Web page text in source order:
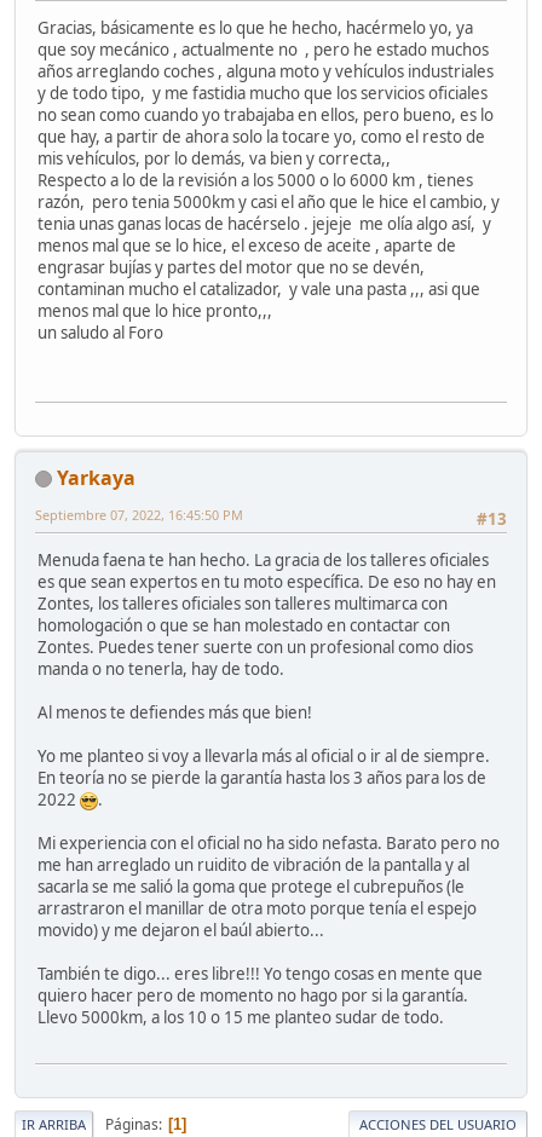
Gracias, básicamente es lo que he hecho, hacérmelo yo, ya
que soy mecánico , actualmente no , pero he estado muchos
años arreglando coches , alguna moto y vehículos industriales
y de todo tipo, y me fastidia mucho que los servicios oficiales
no sean como cuando yo trabajaba en ellos, pero bueno, es lo
que hay, a partir de ahora solo la tocare yo, como el resto de
mis vehículos, por lo demás, va bien y correcta,,
Respecto a lo de la revisión a los 5000 o lo 6000 km , tienes
razón, pero tenia 5000km y casi el año que le hice el cambio, y
tenia unas ganas locas de hacérselo . jejeje me olía algo así, y
menos mal que se lo hice, el exceso de aceite , aparte de
engrasar bujías y partes del motor que no se devén,
contaminan mucho el catalizador, y vale una pasta ,,, asi que
menos mal que lo hice pronto,,,
un saludo al Foro
Yarkaya
#13
Septiembre 07, 2022, 16:45:50 PM
Menuda faena te han hecho. La gracia de los talleres oficiales
es que sean expertos en tu moto específica. De eso no hay en
Zontes, los talleres oficiales son talleres multimarca con
homologación o que se han molestado en contactar con
Zontes. Puedes tener suerte con un profesional como dios
manda o no tenerla, hay de todo.
Al menos te defiendes más que bien!
Yo me planteo si voy a llevarla más al oficial o ir al de siempre.
En teoría no se pierde la garantía hasta los 3 años para los de
2022
.
Mi experiencia con el oficial no ha sido nefasta. Barato pero no
me han arreglado un ruidito de vibración de la pantalla y al
sacarla se me salió la goma que protege el cubrepuños (le
arrastraron el manillar de otra moto porque tenía el espejo
movido) y me dejaron el baúl abierto...
También te digo... eres libre!!! Yo tengo cosas en mente que
quiero hacer pero de momento no hago por si la garantía.
Llevo 5000km, a los 10 o 15 me planteo sudar de todo.
IR ARRIBA Páginas 1 ACCIONES DEL USUARIO